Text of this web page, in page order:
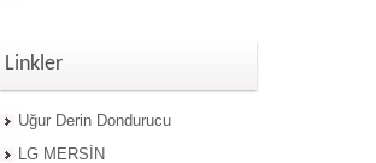
Linkler
Uğur Derin Dondurucu
LG MERSİN